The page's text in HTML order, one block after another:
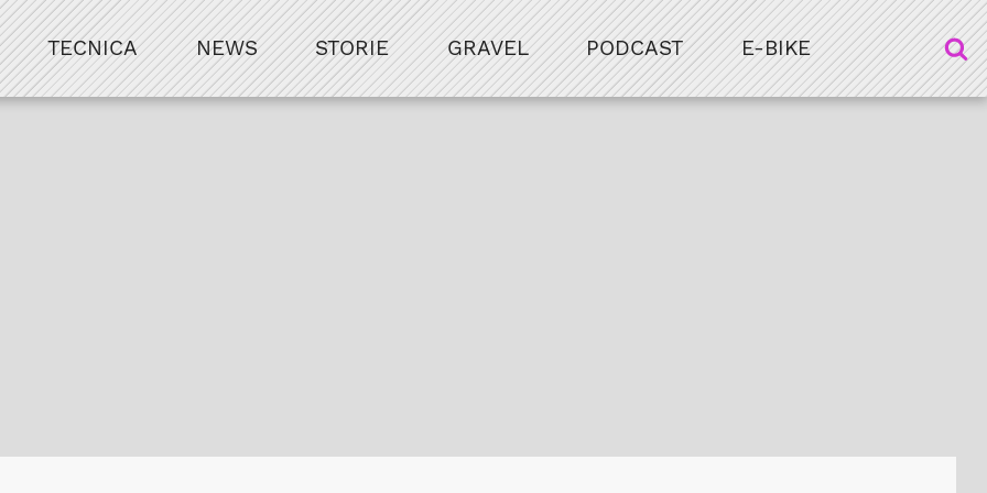
TECNICA NEWS STORIE GRAVEL PODCAST E-BIKE